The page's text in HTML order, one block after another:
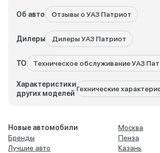
Об авто Отзывы о УАЗ Патриот
Дилеры Дилеры УАЗ Патриот
ТО Техническое обслуживание УАЗ
Характеристики
других моделей
Технические
Новые автомобили
Бренды
Лучшие авто
Москва
Пенза
Казань